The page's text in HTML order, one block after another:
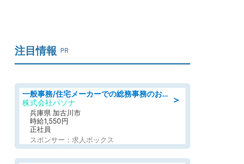
注目情報 PR
＞
一般事務/住宅メーカーでの総務事務のお仕事/駅近/即日勤務可/一般事務/人事労務
株式会社パソナ
兵庫県 加古川市
時給1,550円
正社員
スポンサー：求人ボックス